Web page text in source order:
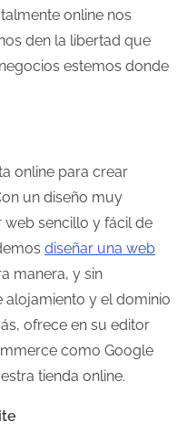
online nos
den la libertad que
estemos donde
online para crear
un diseño muy
sencillo y fácil de
diseñar una web
manera, y sin
y el dominio
ofrece en su editor
como Google
tienda online.